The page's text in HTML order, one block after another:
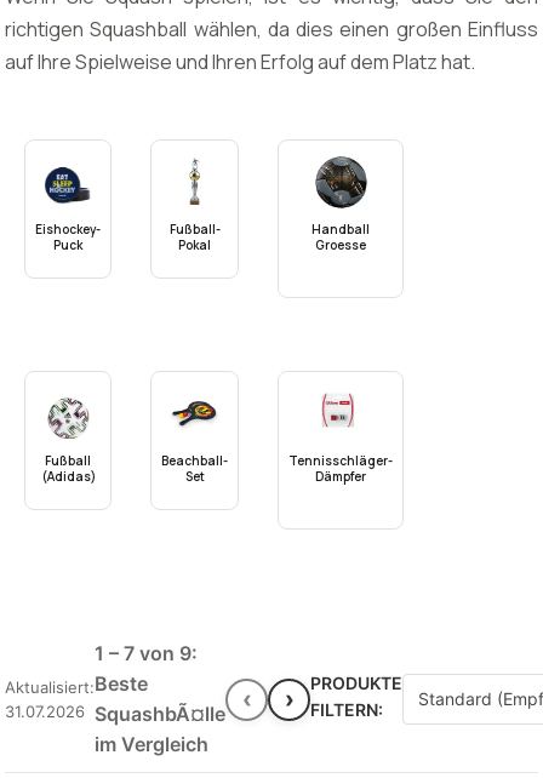
richtigen Squashball wählen, da dies einen großen Einfluss
auf Ihre Spielweise und Ihren Erfolg auf dem Platz hat.
Eishockey-
Puck
Fußball-
Pokal
Handball
Groesse
Fußball
(Adidas)
Beachball-
Set
Tennisschläger-
Dämpfer
Aktualisiert:
31.07.2026
1 – 7 von 9:
Beste
SquashbÃ¤lle
im Vergleich
‹ ›
PRODUKTE
FILTERN: